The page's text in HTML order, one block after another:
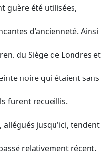
guère été utilisées,
d'ancienneté. Ainsi
du Siège de Londres et
noire qui étaient sans
furent recueillis.
allégués jusqu'ici, tendent
relativement récent.